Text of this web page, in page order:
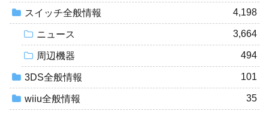
スイッチ全般情報 4,198
ニュース 3,664
周辺機器 494
3DS全般情報 101
wiiu全般情報 35